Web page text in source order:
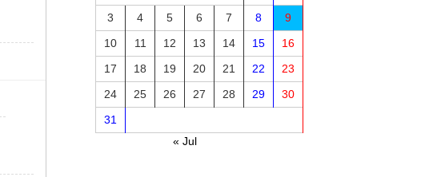
3
4 5 6 7 8
9
10
11 12 13 14 15
16
17
18 19 20 21 22
23
24
25 26 27 28 29
30
31
« Jul